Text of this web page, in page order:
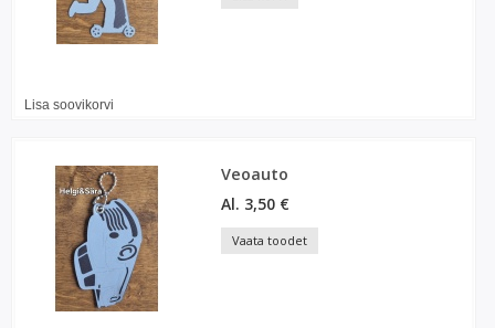
Lisa soovikorvi
Veoauto
Al. 3,50 €
Vaata toodet